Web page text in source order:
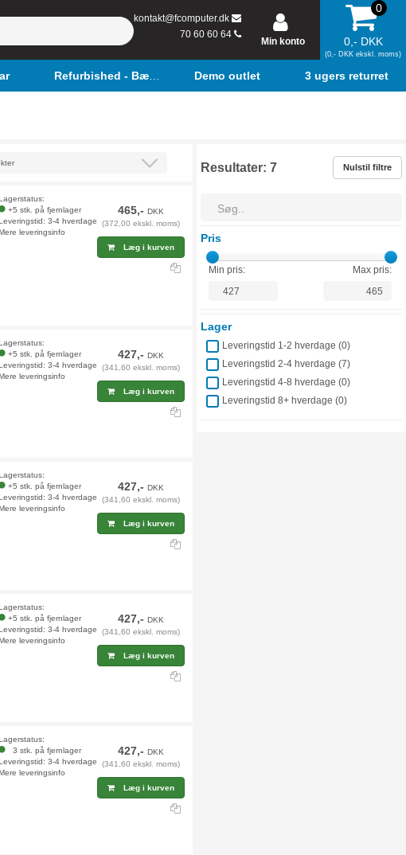
kontakt@fcomputer.dk
70 60 60 64
Min konto
0
0,- DKK
(0,- DKK ekskl. moms)
Refurbished - Bærbar Demo outlet 3 ugers returret
Resultater:7 Nulstil filtre
Pris
Min pris: Max pris:
Lager
Leveringstid 1-2 hverdage (0)
Leveringstid 2-4 hverdage (7)
Leveringstid 4-8 hverdage (0)
Leveringstid 8+ hverdage (0)
+5 stk. på fjernlager
3-4 hverdage
leveringsinfo
465,-DKK
(372,00 ekskl. moms)
Læg i kurven
+5 stk. på fjernlager
3-4 hverdage
leveringsinfo
427,-DKK
(341,60 ekskl. moms)
Læg i kurven
+5 stk. på fjernlager
3-4 hverdage
leveringsinfo
427,-DKK
(341,60 ekskl. moms)
Læg i kurven
+5 stk. på fjernlager
3-4 hverdage
leveringsinfo
427,-DKK
(341,60 ekskl. moms)
Læg i kurven
3 stk. på fjernlager
3-4 hverdage
leveringsinfo
427,-DKK
(341,60 ekskl. moms)
Læg i kurven